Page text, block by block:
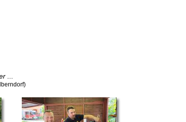
...